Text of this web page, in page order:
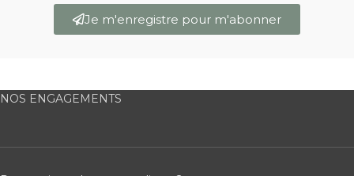
Je m'enregistre pour m'abonner
NOS ENGAGEMENTS